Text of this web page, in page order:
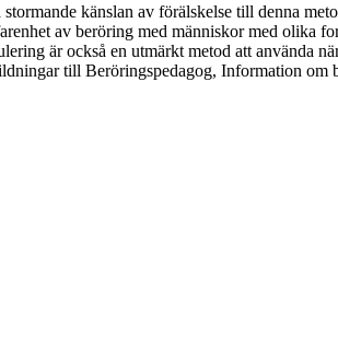
känslan av förälskelse till denna
av beröring med människor med olika
är också en utmärkt metod att använda
till Beröringspedagog, Information om